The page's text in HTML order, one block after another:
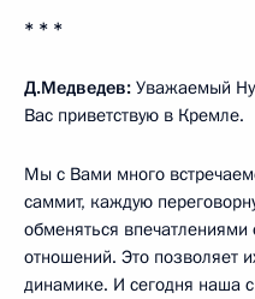
* * *
Д.Медведев: Уважаемый
Вас приветствую в Кремле.
Мы с Вами много
саммит, каждую
обменяться впечатлениями
отношений. Это позволяет
динамике. И сегодня наша